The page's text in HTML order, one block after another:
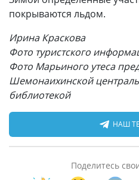
покрываются льдом.
Ирина Краскова
Фото туристского
Фото Марьиного утеса
Шемонаихинской
библиотекой
НАШ
Поделитесь